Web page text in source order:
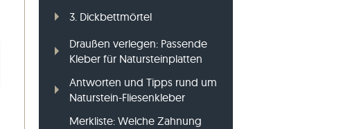
3. Dickbettmörtel
Draußen verlegen: Passende
Kleber für Natursteinplatten
Antworten und Tipps rund um
Naturstein-Fliesenkleber
Merkliste: Welche Zahnung